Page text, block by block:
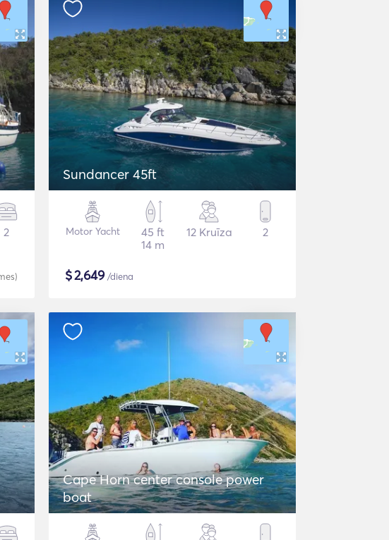
2
)
Sundancer 45ft
Motor Yacht
45 ft
14 m
12 Kruīza 2
$2,649/diena
Cape Horn center console power
boat